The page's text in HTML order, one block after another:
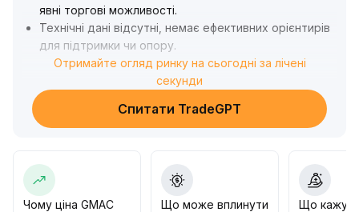
явні торгові можливості.
Технічні дані відсутні, немає ефективних орієнтирів
для підтримки чи опору.
Рекомендується зачекати нових оновлень щодо
проекту або підтвердження технічних сигналів,
зберігати невеликі позиції доти, поки
фундаментальні показники чи активність у мережі
ліквідності
Отримайте огляд ринку на сьогодні за лічені
секунди
Спитати TradeGPT
Чому ціна GMAC
Що може вплинути
Що